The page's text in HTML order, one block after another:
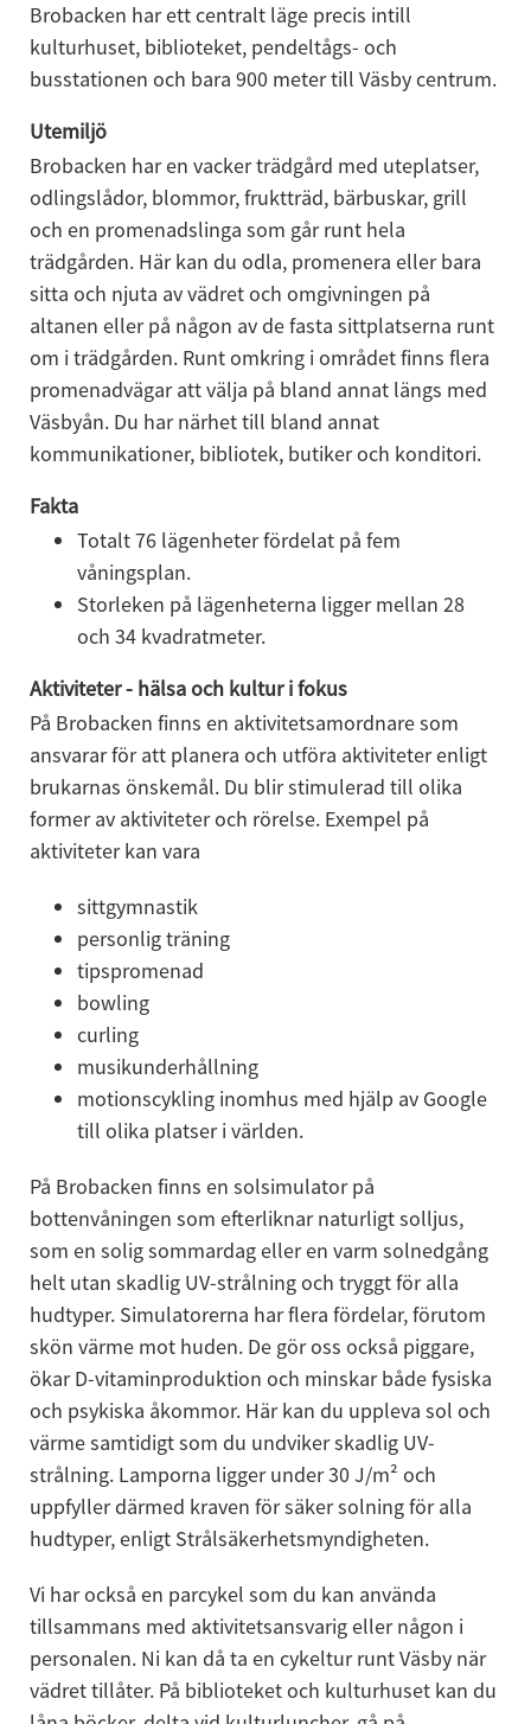
Brobacken har ett centralt läge precis intill
kulturhuset, biblioteket, pendeltågs- och
busstationen och bara 900 meter till Väsby centrum.
Utemiljö
​Brobacken har en vacker trädgård med uteplatser,
odlingslådor, blommor, fruktträd, bärbuskar, grill
och en promenadslinga som går runt hela
trädgården. Här kan du odla, promenera eller bara
sitta och njuta av vädret och omgivningen på
altanen eller på någon av de fasta sittplatserna runt
om i trädgården. Runt omkring i området finns flera
promenadvägar att välja på bland annat längs med
Väsbyån. Du har närhet till bland annat
kommunikationer, bibliotek, butiker och konditori.
Fakta
Totalt 76 lägenheter fördelat på fem
våningsplan.
Storleken på lägenheterna ligger mellan 28
och 34 kvadratmeter.
Aktiviteter - hälsa och kultur i fokus
På Brobacken finns en aktivitetsamordnare som
ansvarar för att planera och utföra aktiviteter enligt
brukarnas önskemål. Du blir stimulerad till olika
former av aktiviteter och rörelse. Exempel på
aktiviteter kan vara
sittgymnastik
personlig träning
tipspromenad
bowling
curling
musikunderhållning
motionscykling inomhus med hjälp av Google
till olika platser i världen.
På Brobacken finns en solsimulator på
bottenvåningen som efterliknar naturligt solljus,
som en solig sommardag eller en varm solnedgång
helt utan skadlig UV-strålning och tryggt för alla
hudtyper. Simulatorerna har flera fördelar, förutom
skön värme mot huden. De gör oss också piggare,
ökar D-vitaminproduktion och minskar både fysiska
och psykiska åkommor. Här kan du uppleva sol och
värme samtidigt som du undviker skadlig UV-
strålning. Lamporna ligger under 30 J/m² och
uppfyller därmed kraven för säker solning för alla
hudtyper, enligt Strålsäkerhetsmyndigheten.
Vi har också en parcykel som du kan använda
tillsammans med aktivitetsansvarig eller någon i
personalen. Ni kan då ta en cykeltur runt Väsby när
vädret tillåter. På biblioteket och kulturhuset kan du